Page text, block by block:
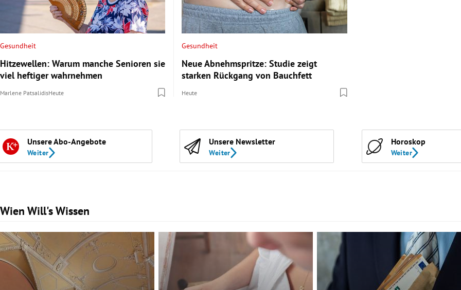
Gesundheit
Hitzewellen: Warum manche Senioren sie
viel heftiger wahrnehmen
Marlene PatsalidisHeute
Gesundheit
Neue Abnehmspritze: Studie zeigt
starken Rückgang von Bauchfett
Heute
Unsere Abo-Angebote
Weiter
Unsere Newsletter
Weiter
Horoskop
Weiter
Wien Will's Wissen
Slide 1 von 47